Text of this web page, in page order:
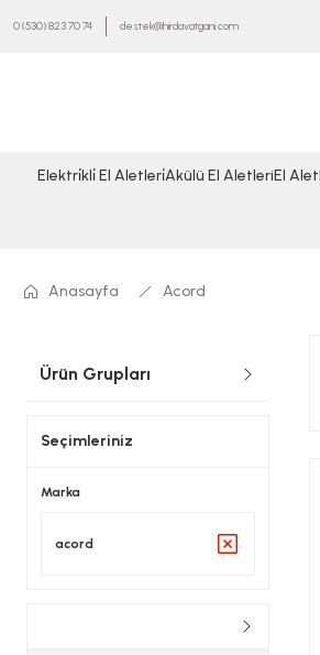
0 (530) 823 70 74 destek@hirdavatgani.com
Elektri̇kli̇ El Aletleri̇Akülü El AletleriEl
Anasayfa Acord
Ürün Grupları
Seçimleriniz
Marka
acord